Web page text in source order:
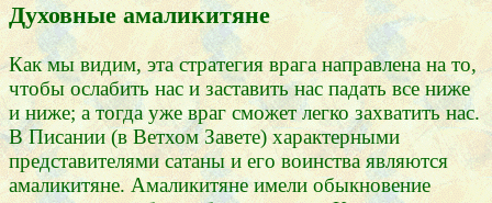
Духовные амаликитяне
Как мы видим, эта стратегия врага направлена на то,
чтобы ослабить нас и заставить нас падать все ниже
и ниже; а тогда уже враг сможет легко захватить нас.
В Писании (в Ветхом Завете) характерными
представителями сатаны и его воинства являются
амаликитяне. Амаликитяне имели обыкновение